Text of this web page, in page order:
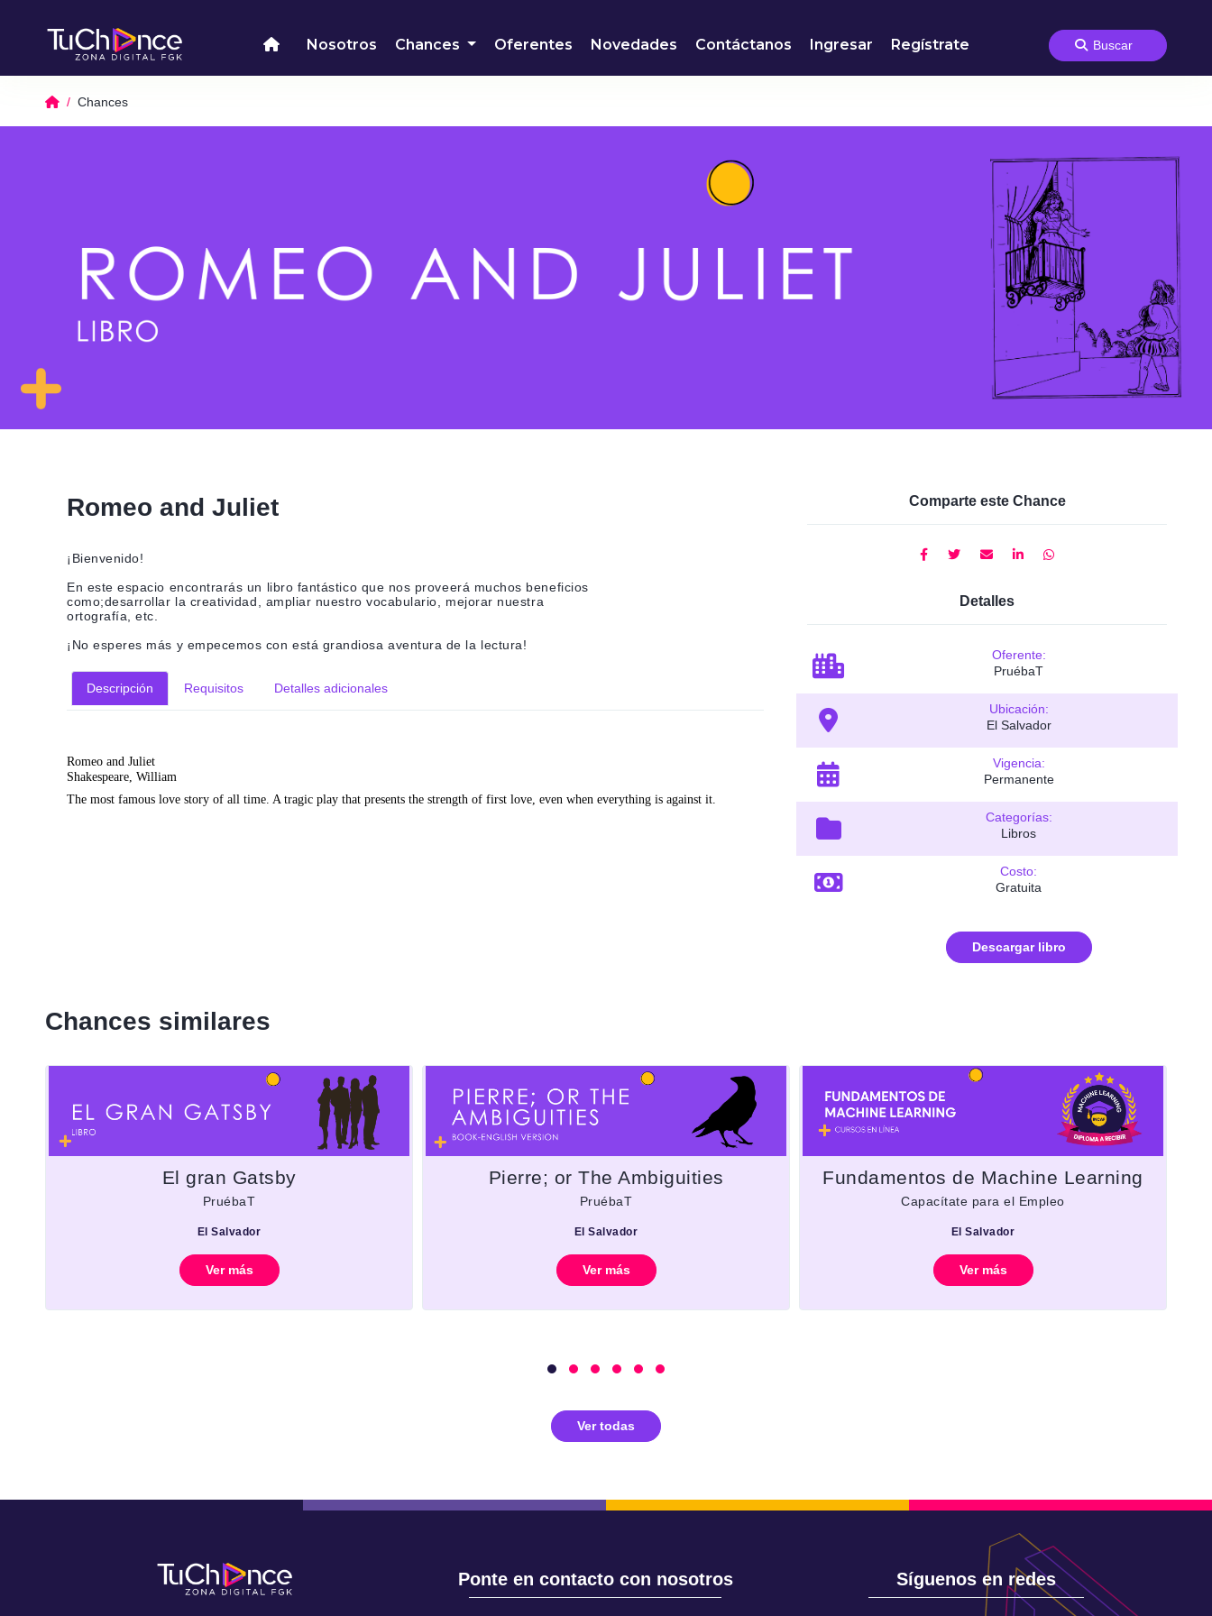
Nosotros Chances Oferentes Novedades Contáctanos Ingresar Regístrate
Chances
Romeo and Juliet
¡Bienvenido!
En este espacio encontrarás un libro fantástico que nos proveerá muchos beneficios
como;desarrollar la creatividad, ampliar nuestro vocabulario, mejorar nuestra
ortografía, etc.
¡No esperes más y empecemos con está grandiosa aventura de la lectura!
Descripción Requisitos Detalles adicionales
Romeo and Juliet
Shakespeare, William
The most famous love story of all time. A tragic play that presents the strength of first love, even when everything is against it.
Comparte este Chance
Detalles
Oferente:
PruébaT
Ubicación:
El Salvador
Vigencia:
Permanente
Categorías:
Libros
Costo:
Gratuita
Descargar libro
Chances similares
El gran Gatsby
PruébaT
El Salvador
Ver más
Pierre; or The Ambiguities
PruébaT
El Salvador
Ver más
Fundamentos de Machine Learning
Capacítate para el Empleo
El Salvador
Ver más
Ver todas
Ponte en contacto con nosotros Síguenos en redes